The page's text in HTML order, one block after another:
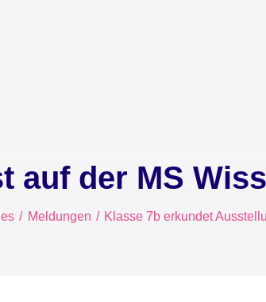
auf der MS
Meldungen Klasse 7b erkundet